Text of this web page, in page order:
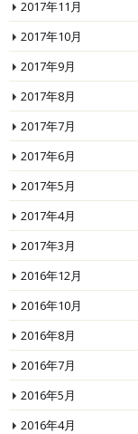
2017年11月
2017年10月
2017年9月
2017年8月
2017年7月
2017年6月
2017年5月
2017年4月
2017年3月
2016年12月
2016年10月
2016年8月
2016年7月
2016年5月
2016年4月